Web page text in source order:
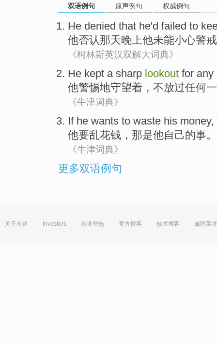
双语例句 原声例句 权威例句
He denied that he'd failed to
他否认那天晚上他未能小心警戒
《柯林斯英汉双解大词典》
He kept asharp lookout for any
他警惕地守望着，不放过任何
《牛津词典》
If he wants to waste his money,
他要乱花钱， 那是他自己的事。
《牛津词典》
更多双语例句
关于有道 Investors 有道智选 官方博客 技术博客 诚聘英才